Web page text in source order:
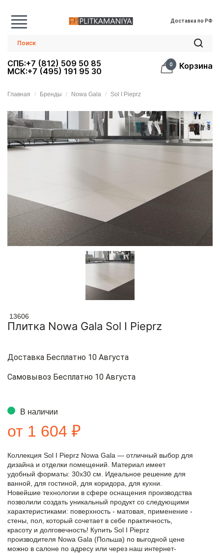
Доставка по РФ
СПБ:+7 (812) 509 50 85
МСК:+7 (495) 191 95 30
0 Корзина
Главная Бренды Nowa Gala Sol I Pieprz
13606
Плитка Nowa Gala Sol I Pieprz
Доставка Бесплатно 10 Августа
Самовывоз Бесплатно 10 Августа
В наличии
от 1 604 ₽
Коллекция Sol I Pieprz Nowa Gala — отличный выбор для
дизайна и отделки помещений. Материал имеет
удобный форматы: 30x30 см. Идеальное решение для
ванной, для гостиной, для коридора, для кухни.
Новейшие технологии в сфере оснащения производства
позволили создать уникальный продукт со следующими
характеристиками: поверхность - матовая, применение -
стены, пол, который сочетает в себе практичность,
красоту и долговечность! Купить Sol I Pieprz
производителя Nowa Gala (Польша) по выгодной цене
можно в салоне по адресу или через наш интернет-